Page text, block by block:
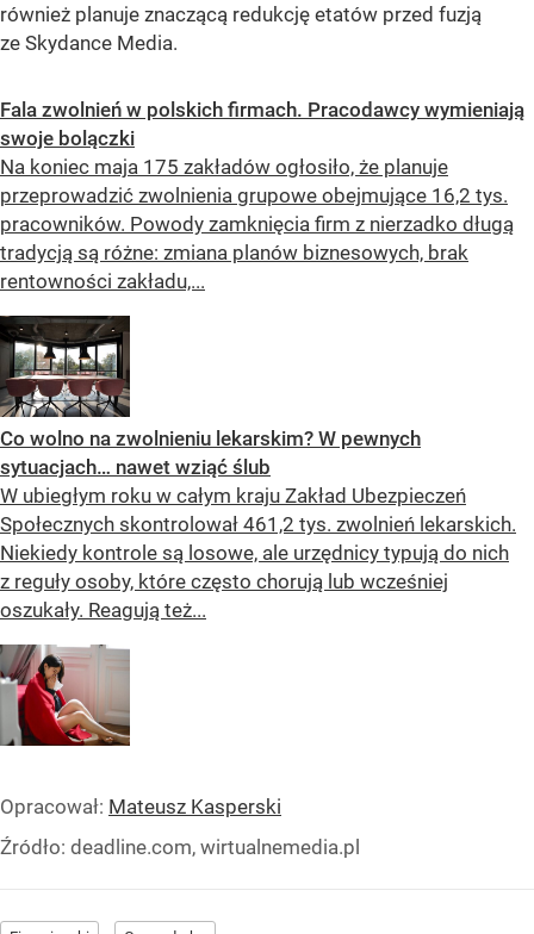
również planuje znaczącą redukcję etatów przed fuzją
ze Skydance Media.
Fala zwolnień w polskich firmach. Pracodawcy wymieniają
swoje bolączki
Na koniec maja 175 zakładów ogłosiło, że planuje
przeprowadzić zwolnienia grupowe obejmujące 16,2 tys.
pracowników. Powody zamknięcia firm z nierzadko długą
tradycją są różne: zmiana planów biznesowych, brak
rentowności zakładu,...
Co wolno na zwolnieniu lekarskim? W pewnych
sytuacjach… nawet wziąć ślub
W ubiegłym roku w całym kraju Zakład Ubezpieczeń
Społecznych skontrolował 461,2 tys. zwolnień lekarskich.
Niekiedy kontrole są losowe, ale urzędnicy typują do nich
z reguły osoby, które często chorują lub wcześniej
oszukały. Reagują też...
Opracował: Mateusz Kasperski
Źródło: deadline.com, wirtualnemedia.pl